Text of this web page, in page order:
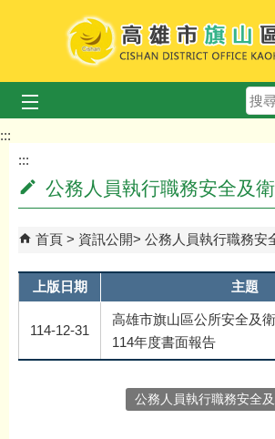
跳到主要內容區塊
:::
:::
公務人員執行職務安全及
首頁 資訊公開 公務人員執行職務安
上版日期 主題
114-12-31
高雄市旗山區公所安全及
114年度書面報告
公務人員執行職務安全